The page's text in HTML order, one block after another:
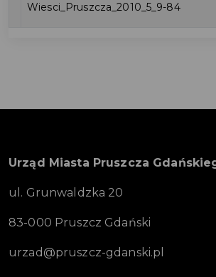
Wiesci_Pruszcza_2010_5_9-84
Urząd Miasta Pruszcza
ul. Grunwaldzka 20
83-000 Pruszcz Gdański
urzad@pruszcz-gdanski.pl